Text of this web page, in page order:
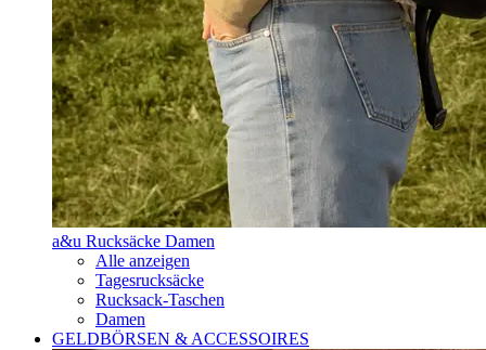
a&u Rucksäcke Damen
Alle anzeigen
Tagesrucksäcke
Rucksack-Taschen
Damen
GELDBÖRSEN & ACCESSOIRES